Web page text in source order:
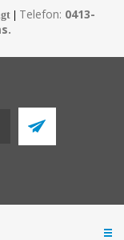
| Telefon: 0413-